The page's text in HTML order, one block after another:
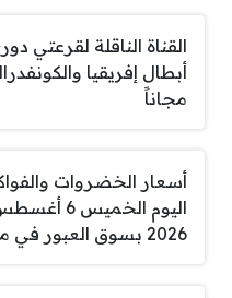
القناة الناقلة لقرعتي
أبطال إفريقيا
مجاناً
أسعار الخضروات
اليوم الخميس 6
2026 بسوق العبور في مصر